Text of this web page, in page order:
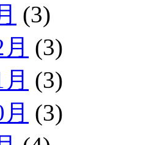
(3)
(3)
(3)
(3)